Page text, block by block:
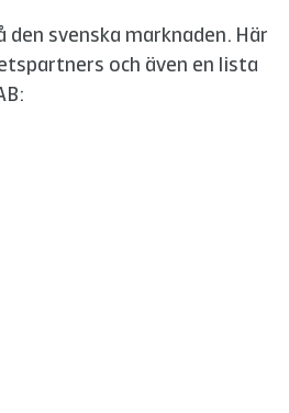
svenska marknaden. Här
och även en lista